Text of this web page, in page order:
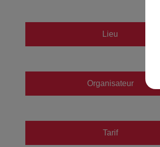
Lieu
Organisateur
Tarif